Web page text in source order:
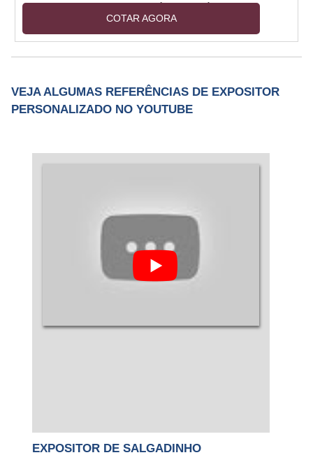
como hospitais, bancos, órgãos públicos ou
privados, entre outros. O dispositivo fornece
vantagens como agilidade no atendimento,
organização do fluxo de pessoas, fácil
redução do tempo de espera, entre outros. O
display tem o objetivo de organizar o
COTAR AGORA
VEJA ALGUMAS REFERÊNCIAS DE EXPOSITOR
PERSONALIZADO NO YOUTUBE
EXPOSITOR DE SALGADINHO